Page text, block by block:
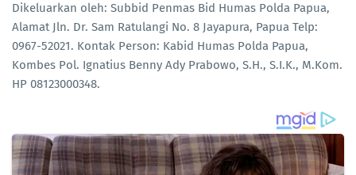
Dikeluarkan oleh: Subbid Penmas Bid Humas Polda Papua,
Alamat Jln. Dr. Sam Ratulangi No. 8 Jayapura, Papua Telp:
0967-52021. Kontak Person: Kabid Humas Polda Papua,
Kombes Pol. Ignatius Benny Ady Prabowo, S.H., S.I.K., M.Kom.
HP 08123000348.